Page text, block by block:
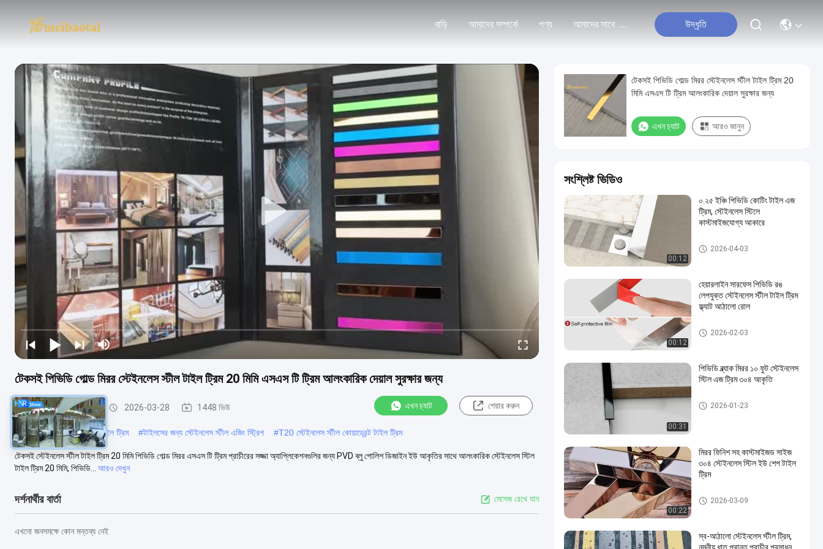
বাড়ি আমাদের সম্পর্কে পণ্য আমাদের সাথে যোগাযোগ করুন উদ্ধৃতি
টেকসই পিভিডি গোল্ড মিরর স্টেইনলেস স্টীল টাইল ট্রিম 20 মিমি এসএস টি ট্রিম আলংকারিক দেয়াল সুরক্ষার জন্য
স্টেইনলেস স্টীল টালি ছাঁটা 2026-03-28 1448 ভিউ এখন চ্যাট শেয়ার করুন
#পিভিসি ব্রাশ করা স্টেইনলেস টাইল ট্রিম #টাইলসের জন্য স্টেইনলেস স্টীল এজিং স্ট্রিপ #T20 স্টেইনলেস স্টীল কোয়াড্রেন্ট টাইল ট্রিম
টেকসই স্টেইনলেস স্টীল টাইল ট্রিম 20 মিমি পিভিডি গোল্ড মিরর এসএস টি ট্রিম প্রাচীরের সজ্জা অ্যাপ্লিকেশনগুলির জন্য PVD ব্লু পোলিশ ডিজাইন ইউ আকৃতির সাথে আলংকারিক স্টেইনলেস স্টিল
টাইল ট্রিম 20 মিমি, পিভিডি...
আরও দেখুন
দর্শনার্থীর বার্তা মেসেজ রেখে যান
এখনো জনসমক্ষে কোন মন্তব্য নেই
টেকসই পিভিডি গোল্ড মিরর স্টেইনলেস স্টীল টাইল ট্রিম 20
মিমি এসএস টি ট্রিম আলংকারিক দেয়াল সুরক্ষার জন্য
এখন চ্যাট আরও জানুন
সংশ্লিষ্ট ভিডিও
00:12
০.২৫ ইঞ্চি পিভিডি কোটিং টাইল এজ
ট্রিম, স্টেইনলেস স্টিলে
কাস্টমাইজযোগ্য আকারে
স্টেইনলেস স্টীল টালি ছাঁটা
2026-04-03
00:12
হেয়ারলাইন সারফেস পিভিডি রঙ
লেপযুক্ত স্টেইনলেস স্টীল টাইল ট্রিম
ফ্ল্যাট আঠালো রোল
স্টেইনলেস স্টীল টালি ছাঁটা
2026-02-03
00:31
পিভিডি ব্ল্যাক মিরর ১০ ফুট স্টেইনলেস
স্টিল এজ ট্রিম ৩০৪ আকৃতি
স্টেইনলেস স্টীল টালি ছাঁটা
2026-01-23
00:22
মিরর ফিনিশ সহ কাস্টমাইজড সাইজ
৩০৪ স্টেইনলেস স্টিল ইউ শেপ টাইল
ট্রিম
স্টেইনলেস স্টীল টালি ছাঁটা
2026-03-09
স্ব-আঠালো স্টেইনলেস স্টীল ট্রিম,